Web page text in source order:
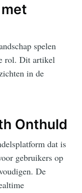
spelen
rol. Dit artikel
in de
Onthuld
dat is
gebruikers op
De